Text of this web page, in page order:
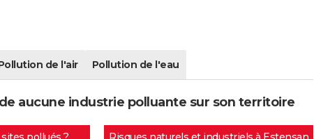
de l'air Pollution de l'eau
aucune industrie polluante sur son territoire